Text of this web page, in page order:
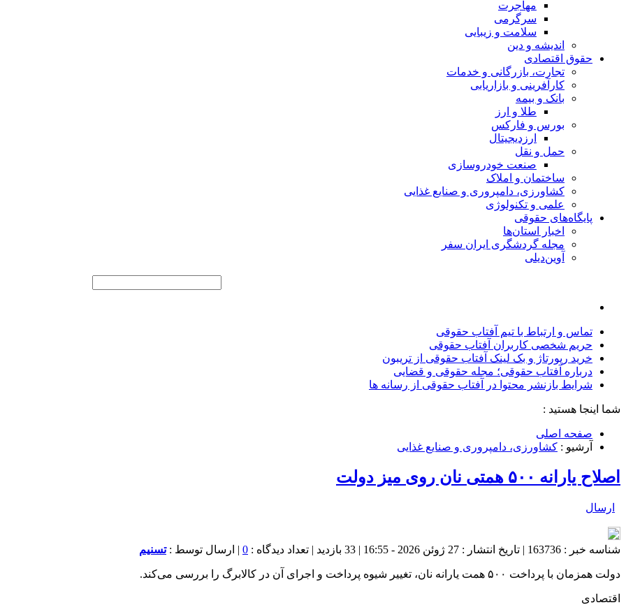
مهاجرت
سرگرمی
سلامت و زیبایی
اندیشه و دین
حقوق اقتصادی
تجارت، بازرگانی و خدمات
کارآفرینی و بازاریابی
بانک و بیمه
طلا و ارز
بورس و فارکس
ارزدیجیتال
حمل و نقل
صنعت خودروسازی
ساختمان و املاک
کشاورزی، دامپروری و صنایع غذایی
علمی و تکنولوژی
پایگاه‌های حقوقی
اخبار استان‌ها
مجله گردشگری ایران سفر
آوین‌دیلی
تماس و ارتباط با تیم آفتاب حقوقی
حریم شخصی کاربران آفتاب حقوقی
خرید رپورتاژ و بک لینک آفتاب حقوقی از تریبون
درباره آفتاب حقوقی؛ مجله حقوقی و قضایی
شرایط بازنشر محتوا در آفتاب حقوقی از رسانه ها
شما اینجا هستید :
صفحه اصلی
آرشیو : کشاورزی، دامپروری و صنایع غذایی
اصلاح یارانه ۵۰۰ همتی نان روی میز دولت
ارسال
شناسه خبر : 163736 | تاریخ انتشار : 27 ژوئن 2026 - 16:55 | 33 بازدید | تعداد دیدگاه : 0 | ارسال توسط :تسنیم
دولت همزمان با پرداخت ۵۰۰ همت یارانه نان، تغییر شیوه پرداخت و اجرای آن در کالابرگ را بررسی می‌کند.
اقتصادی